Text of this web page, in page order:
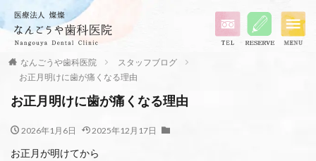
なんごうや歯科医院
スタッフブログ
お正月明けに歯が痛くなる理由
お正月明けに歯が痛くなる理由
2026年1月6日 2025年12月17日
お正月が明けてから